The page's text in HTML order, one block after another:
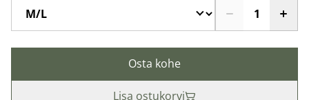
Osta kohe
Lisa ostukorvi